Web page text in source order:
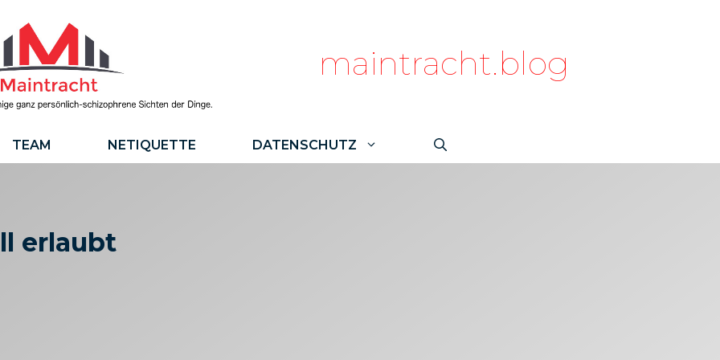
maintracht.blog
TEAM NETIQUETTE DATENSCHUTZ
erlaubt